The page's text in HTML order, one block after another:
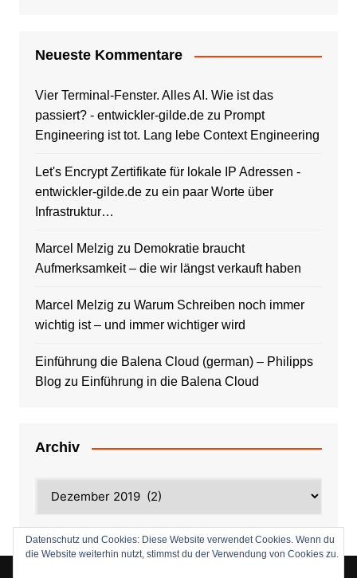
Neueste Kommentare
Vier Terminal-Fenster. Alles AI. Wie ist das
passiert? - entwickler-gilde.dezu Prompt
Engineering ist tot. Lang lebe Context Engineering
Let's Encrypt Zertifikate für lokale IP Adressen -
entwickler-gilde.dezu ein paar Worte über
Infrastruktur…
Marcel Melzig zu Demokratie braucht
Aufmerksamkeit – die wir längst verkauft haben
Marcel Melzig zu Warum Schreiben noch immer
wichtig ist – und immer wichtiger wird
Einführung die Balena Cloud (german) – Philipps
Blog zu Einführung in die Balena Cloud
Archiv
Datenschutz und Cookies: Diese Website verwendet Cookies. Wenn du
die Website weiterhin nutzt, stimmst du der Verwendung von Cookies zu.